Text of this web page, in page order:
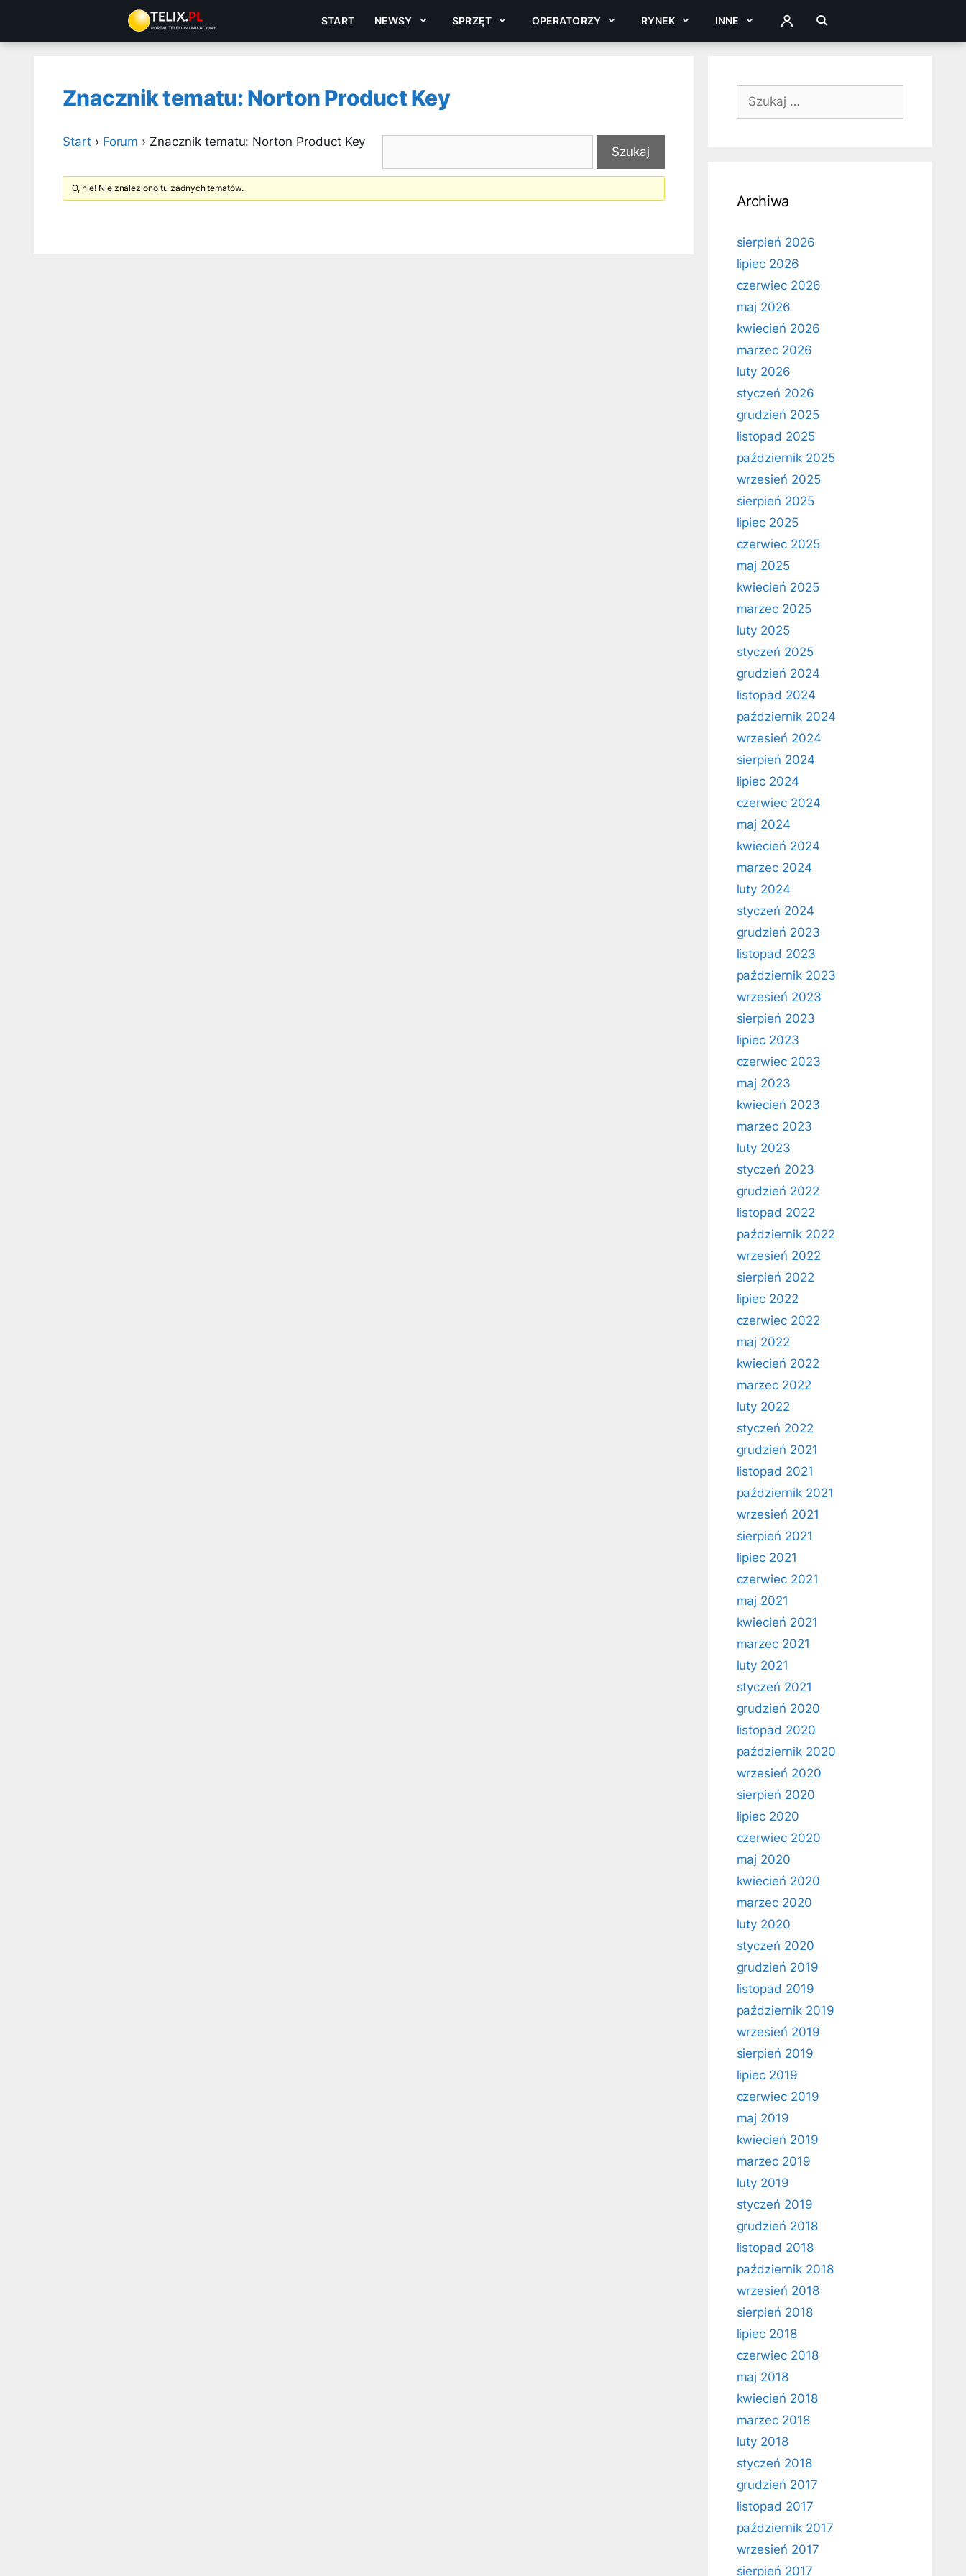
treści
START NEWSY SPRZĘT OPERATORZY RYNEK INNE ZALOGUJ
Znacznik tematu: Norton Product Key
Start › Forum › Znacznik tematu: Norton Product Key
O, nie! Nie znaleziono tu żadnych tematów.
Szukaj:
Archiwa
sierpień 2026
lipiec 2026
czerwiec 2026
maj 2026
kwiecień 2026
marzec 2026
luty 2026
styczeń 2026
grudzień 2025
listopad 2025
październik 2025
wrzesień 2025
sierpień 2025
lipiec 2025
czerwiec 2025
maj 2025
kwiecień 2025
marzec 2025
luty 2025
styczeń 2025
grudzień 2024
listopad 2024
październik 2024
wrzesień 2024
sierpień 2024
lipiec 2024
czerwiec 2024
maj 2024
kwiecień 2024
marzec 2024
luty 2024
styczeń 2024
grudzień 2023
listopad 2023
październik 2023
wrzesień 2023
sierpień 2023
lipiec 2023
czerwiec 2023
maj 2023
kwiecień 2023
marzec 2023
luty 2023
styczeń 2023
grudzień 2022
listopad 2022
październik 2022
wrzesień 2022
sierpień 2022
lipiec 2022
czerwiec 2022
maj 2022
kwiecień 2022
marzec 2022
luty 2022
styczeń 2022
grudzień 2021
listopad 2021
październik 2021
wrzesień 2021
sierpień 2021
lipiec 2021
czerwiec 2021
maj 2021
kwiecień 2021
marzec 2021
luty 2021
styczeń 2021
grudzień 2020
listopad 2020
październik 2020
wrzesień 2020
sierpień 2020
lipiec 2020
czerwiec 2020
maj 2020
kwiecień 2020
marzec 2020
luty 2020
styczeń 2020
grudzień 2019
listopad 2019
październik 2019
wrzesień 2019
sierpień 2019
lipiec 2019
czerwiec 2019
maj 2019
kwiecień 2019
marzec 2019
luty 2019
styczeń 2019
grudzień 2018
listopad 2018
październik 2018
wrzesień 2018
sierpień 2018
lipiec 2018
czerwiec 2018
maj 2018
kwiecień 2018
marzec 2018
luty 2018
styczeń 2018
grudzień 2017
listopad 2017
październik 2017
wrzesień 2017
sierpień 2017